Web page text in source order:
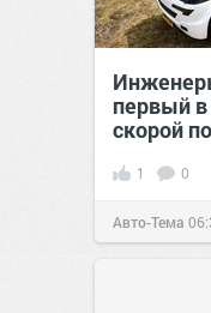
первый
скорой
1 0
Авто-Тема